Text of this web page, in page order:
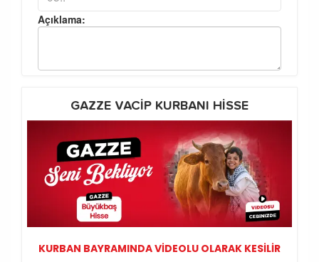
Açıklama:
GAZZE VACİP KURBANI HİSSE
KURBAN BAYRAMINDA VİDEOLU OLARAK KESİLİR